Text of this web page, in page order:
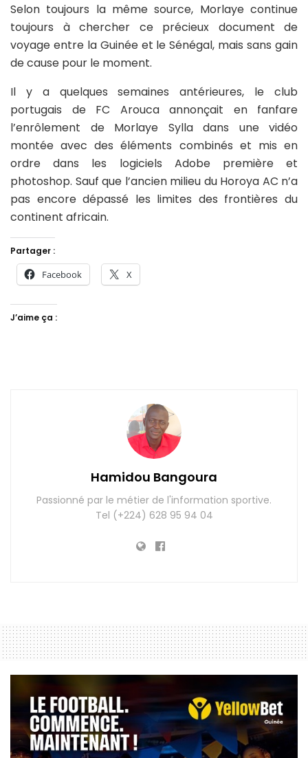
Selon toujours la même source, Morlaye continue
toujours à chercher ce précieux document de
voyage entre la Guinée et le Sénégal, mais sans gain
de cause pour le moment.
Il y a quelques semaines antérieures, le club
portugais de FC Arouca annonçait en fanfare
l’enrôlement de Morlaye Sylla dans une vidéo
montée avec des éléments combinés et mis en
ordre dans les logiciels Adobe première et
photoshop. Sauf que l’ancien milieu du Horoya AC n’a
pas encore dépassé les limites des frontières du
continent africain.
Partager :
Facebook X
J’aime ça :
Hamidou Bangoura
Passionné par le métier de l'information sportive.
Tel (+224) 628 95 94 04